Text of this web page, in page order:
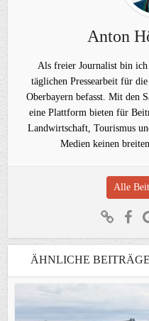
Anton
Als freier Journalist bin
täglichen Pressearbeit für
Oberbayern befasst. Mit den
eine Plattform bieten für
Landwirtschaft, Tourismus
Medien keinen
Alle
ÄHNLICHE